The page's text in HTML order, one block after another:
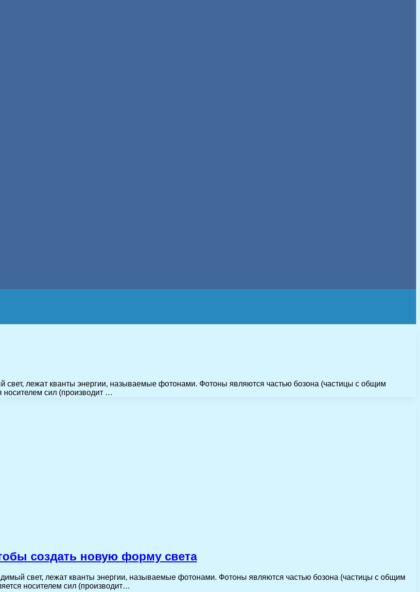
свет, лежат кванты энергии, называемые фотонами. Фотоны являются частью бозона (частицы с общим
носителем сил (производит …
создать новую форму света
свет, лежат кванты энергии, называемые фотонами. Фотоны являются частью бозона (частицы с общим
носителем сил (производит…